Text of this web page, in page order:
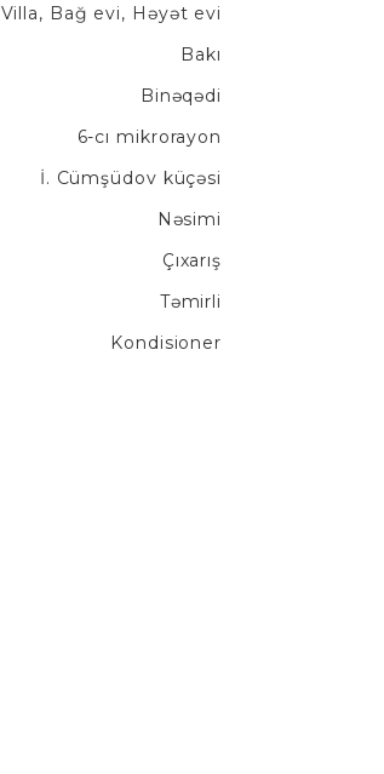
Villa, Bağ evi, Həyət evi
Bakı
Binəqədi
6-cı mikrorayon
İ. Cümşüdov küçəsi
Nəsimi
Çıxarış
Təmirli
Kondisioner